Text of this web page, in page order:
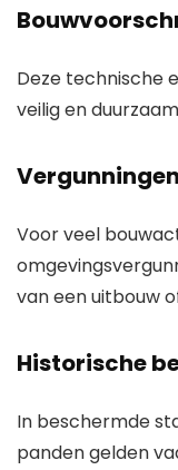
Deze technische
veilig en
Vergunningen
Voor veel
van een uitbouw
Historische
In beschermde
panden gelden